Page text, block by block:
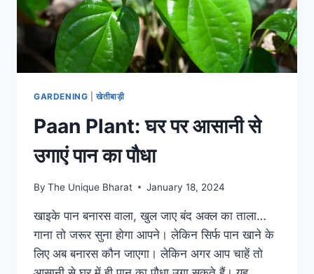
GARDENING |खेतीबाड़ी
Paan Plant: घर पर आसानी से
उगाएं पान का पौधा
By The Unique Bharat January 18, 2024
खाइके पान बनारस वाला, खुल जाए बंद अक्ल का ताला…
गाना तो जरूर सुना होगा आपने। लेकिन सिर्फ पान खाने के
लिए अब बनारस कौन जाएगा। लेकिन अगर आप चाहें तो